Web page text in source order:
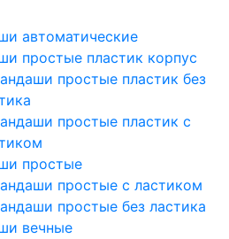
автоматические
простые пластик корпус
простые пластик без
простые пластик с
простые
простые с ластиком
простые без ластика
вечные